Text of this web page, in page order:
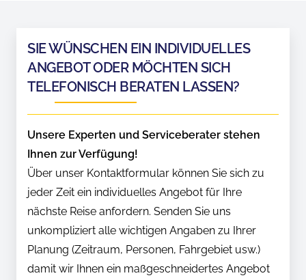
SIE WÜNSCHEN EIN INDIVIDUELLES
ANGEBOT ODER MÖCHTEN SICH
TELEFONISCH BERATEN LASSEN?
Unsere Experten und Serviceberater stehen
Ihnen zur Verfügung!
Über unser Kontaktformular können Sie sich zu
jeder Zeit ein individuelles Angebot für Ihre
nächste Reise anfordern. Senden Sie uns
unkompliziert alle wichtigen Angaben zu Ihrer
Planung (Zeitraum, Personen, Fahrgebiet usw.)
damit wir Ihnen ein maßgeschneidertes Angebot